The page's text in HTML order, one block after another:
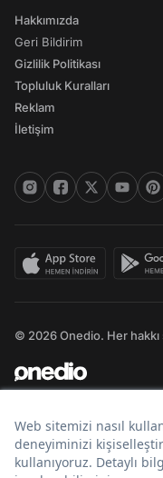
Hakkımızda
Geri Bildirim
Gizlilik Politikası
Topluluk Kuralları
Reklam
İletişim
© 2026 Onedio. Her hakkı
Bir